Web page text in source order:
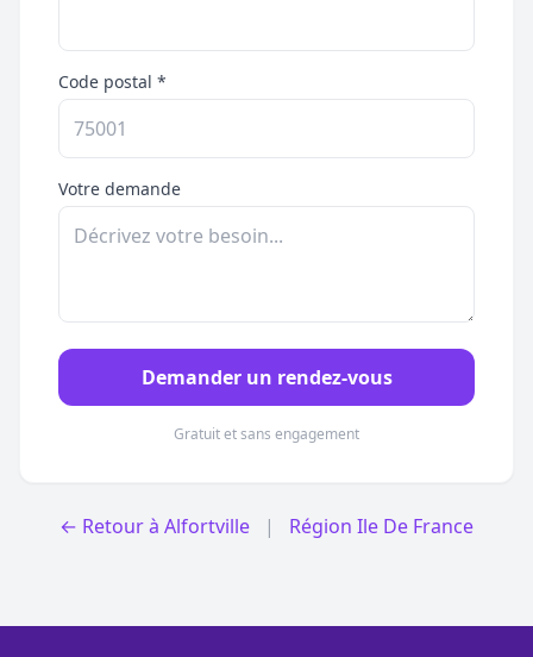
Code postal *
Votre demande
Demander un rendez-vous
Gratuit et sans engagement
← Retour à Alfortville | Région Ile De France